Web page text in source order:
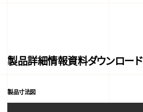
製品詳細情報資料ダウンロード
製品寸法図